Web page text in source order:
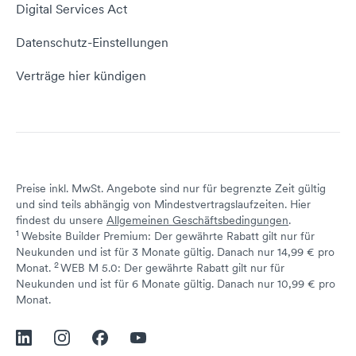
Server Hosting
Domain Reseller
Status dogado.de
Digital Services Act
Datenschutz-Einstellungen
Verträge hier kündigen
Preise inkl. MwSt. Angebote sind nur für begrenzte Zeit gültig
und sind teils abhängig von Mindestvertragslaufzeiten. Hier
findest du unsere Allgemeinen Geschäftsbedingungen.
1 Website Builder Premium: Der gewährte Rabatt gilt nur für
Neukunden und ist für 3 Monate gültig. Danach nur 14,99 € pro
Monat.↩ 1
2 WEB M 5.0: Der gewährte Rabatt gilt nur für
Neukunden und ist für 6 Monate gültig. Danach nur 10,99 € pro
Monat.↩ 1